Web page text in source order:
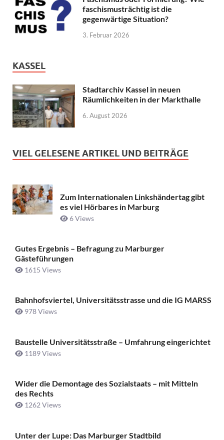
faschismusträchtig ist die
gegenwärtige Situation?
3. Februar 2026
KASSEL
Stadtarchiv Kassel in neuen
Räumlichkeiten in der Markthalle
6. August 2026
VIEL GELESENE ARTIKEL UND BEITRÄGE
Zum Internationalen Linkshändertag gibt
es viel Hörbares in Marburg
6 Views
Gutes Ergebnis – Befragung zu Marburger
Gästeführungen
1615 Views
Bahnhofsviertel, Universitätsstrasse und die IG MARSS
978 Views
Baustelle Universitätsstraße ­– Umfahrung eingerichtet
1189 Views
Wider die Demontage des Sozialstaats – mit Mitteln
des Rechts
1262 Views
Unter der Lupe: Das Marburger Stadtbild